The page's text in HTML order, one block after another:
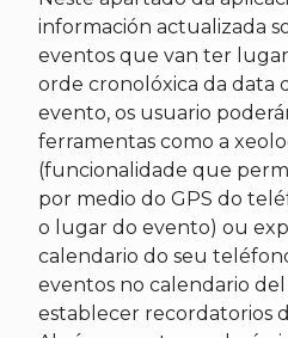
información actualizada
eventos que van ter
orde cronolóxica da data
evento, os usuario
ferramentas como a
(funcionalidade que
por medio do GPS do
o lugar do evento) ou
calendario do seu
eventos no calendario
establecer recordatorios